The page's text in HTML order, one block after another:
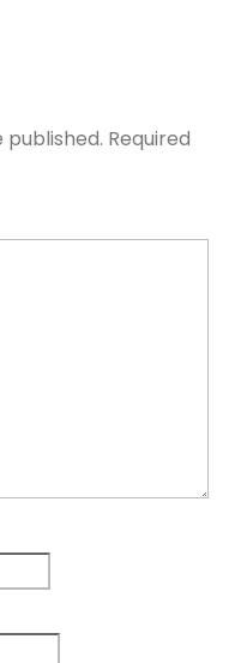
published. Required